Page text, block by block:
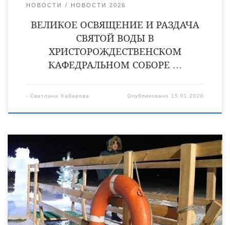
НОВОСТИ НОВОСТИ 2026
ВЕЛИКОЕ ОСВЯЩЕНИЕ И РАЗДАЧА
СВЯТОЙ ВОДЫ В
ХРИСТОРОЖДЕСТВЕНСКОМ
КАФЕДРАЛЬНОМ СОБОРЕ …
- Светлана Хабарова Опубликовано 15.01.2026
В один из главных православных праздников — Крещение
Господне, купель впервые будет организована на реке
Вороне в районе благоустраиваемой прибрежной зоны.
Желающие смогут совершить традиционное омовение в
ледяной проруби в официальном месте для купания — в
пойме реки Вороны с заездом с улицы Красина (р.Ворона